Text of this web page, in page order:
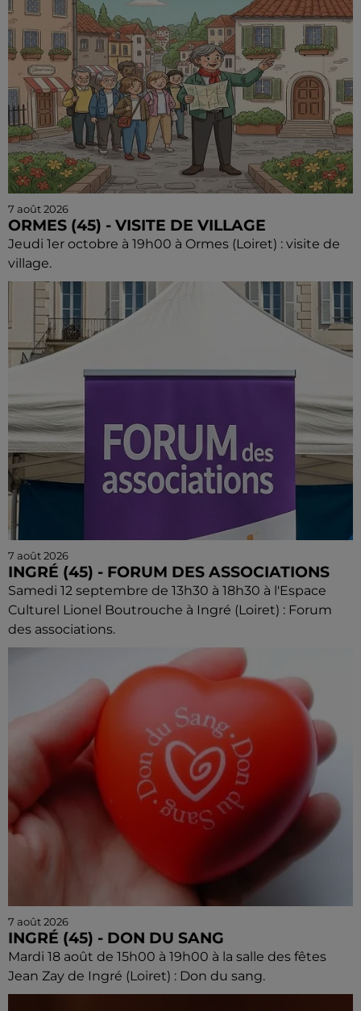
7 août 2026
ORMES (45) - VISITE DE VILLAGE
Jeudi 1er octobre à 19h00 à Ormes (Loiret) : visite de
village.
7 août 2026
INGRÉ (45) - FORUM DES ASSOCIATIONS
Samedi 12 septembre de 13h30 à 18h30 à l'Espace
Culturel Lionel Boutrouche à Ingré (Loiret) : Forum
des associations.
7 août 2026
INGRÉ (45) - DON DU SANG
Mardi 18 août de 15h00 à 19h00 à la salle des fêtes
Jean Zay de Ingré (Loiret) : Don du sang.